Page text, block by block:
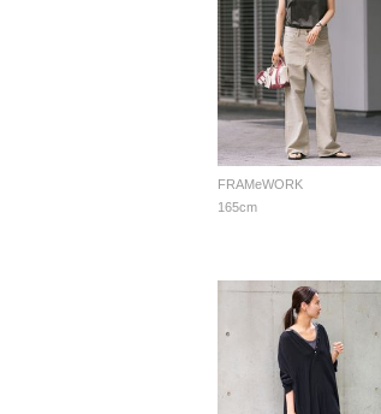
FRAMeWORK
165cm